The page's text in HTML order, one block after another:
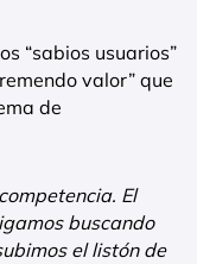
“sabios usuarios”
valor” que
de
El
buscando
el listón de